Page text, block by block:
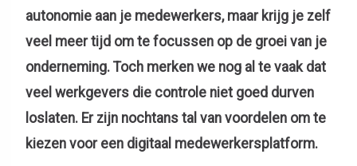
autonomie aan je medewerkers, maar krijg je zelf
veel meer tijd om te focussen op de groei van je
onderneming. Toch merken we nog al te vaak dat
veel werkgevers die controle niet goed durven
loslaten. Er zijn nochtans tal van voordelen om te
kiezen voor een digitaal medewerkersp latform.